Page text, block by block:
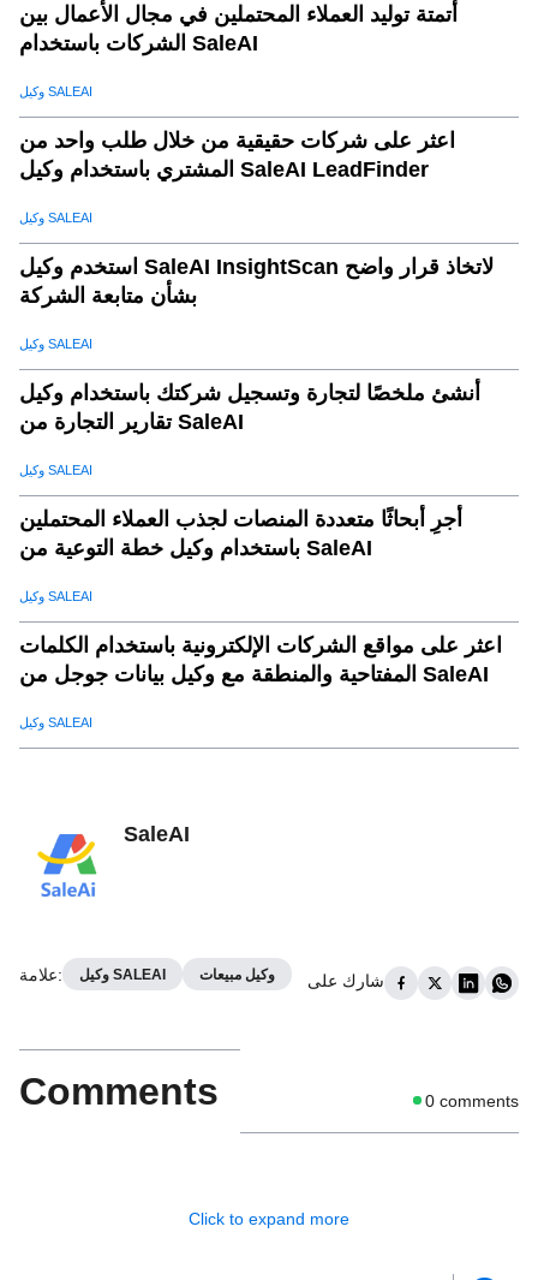
أتمتة توليد العملاء المحتملين في مجال الأعمال بين
الشركات باستخدام SaleAI
وكيل SALEAI
اعثر على شركات حقيقية من خلال طلب واحد من
المشتري باستخدام وكيل SaleAI LeadFinder
وكيل SALEAI
استخدم وكيل SaleAI InsightScan لاتخاذ قرار واضح
بشأن متابعة الشركة
وكيل SALEAI
أنشئ ملخصًا لتجارة وتسجيل شركتك باستخدام وكيل
تقارير التجارة من SaleAI
وكيل SALEAI
أجرِ أبحاثًا متعددة المنصات لجذب العملاء المحتملين
باستخدام وكيل خطة التوعية من SaleAI
وكيل SALEAI
اعثر على مواقع الشركات الإلكترونية باستخدام الكلمات
المفتاحية والمنطقة مع وكيل بيانات جوجل من SaleAI
وكيل SALEAI
SaleAI
علامة: وكيل SALEAI وكيل مبيعات شارك على
Comments 0 comments
Click to expand more